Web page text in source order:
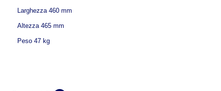
Larghezza 460 mm
Altezza 465 mm
Peso 47 kg